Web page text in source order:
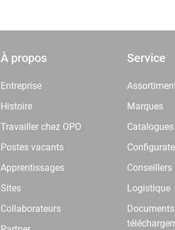
À propos
Entreprise
Histoire
Travailler chez OPO
Postes vacants
Apprentissages
Sites
Collaborateurs
Service
Marques
Catalogues
Conseillers
Logistique